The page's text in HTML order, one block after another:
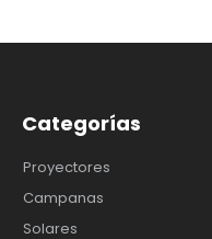
Categorías
Proyectores
Campanas
Solares